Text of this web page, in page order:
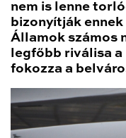
nem is lenne
bizonyítják
Államok számos
legfőbb riválisa
fokozza a